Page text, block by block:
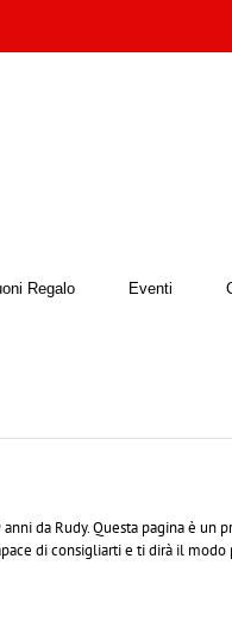
Regalo Eventi
da Rudy. Questa pagina è un
di consigliarti e ti dirà il